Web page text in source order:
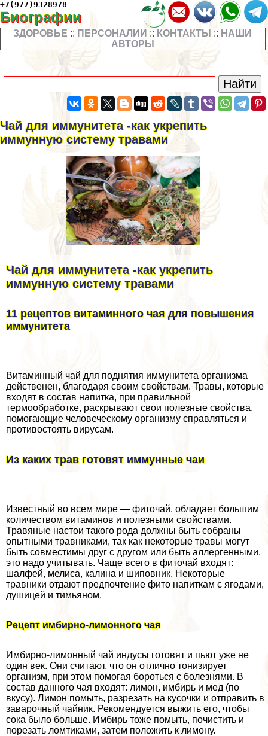
+7(977)9328978
Биографии
ЗДОРОВЬЕ :: ПЕРСОНАЛИИ :: КОНТАКТЫ :: НАШИ
АВТОРЫ
Чай для иммунитета -как укрепить
иммунную систему травами
Чай для иммунитета -как укрепить
иммунную систему травами
11 рецептов витаминного чая для повышения
иммунитета
Витаминный чай для поднятия иммунитета организма
действенен, благодаря своим свойствам. Травы, которые
входят в состав напитка, при правильной
термообработке, раскрывают свои полезные свойства,
помогающие человеческому организму справляться и
противостоять вирусам.
Из каких трав готовят иммунные чаи
Известный во всем мире — фиточай, обладает большим
количеством витаминов и полезными свойствами.
Травяные настои такого рода должны быть собраны
опытными травниками, так как некоторые травы могут
быть совместимы друг с другом или быть аллергенными,
это надо учитывать. Чаще всего в фиточай входят:
шалфей, мелиса, калина и шиповник. Некоторые
травники отдают предпочтение фито напиткам с ягодами,
душицей и тимьяном.
Рецепт имбирно-лимонного чая
Имбирно-лимонный чай индусы готовят и пьют уже не
один век. Они считают, что он отлично тонизирует
организм, при этом помогая бороться с болезнями. В
состав данного чая входят: лимон, имбирь и мед (по
вкусу). Лимон помыть, разрезать на кусочки и отправить в
заварочный чайник. Рекомендуется выжить его, чтобы
сока было больше. Имбирь тоже помыть, почистить и
порезать ломтиками, затем положить к лимону.